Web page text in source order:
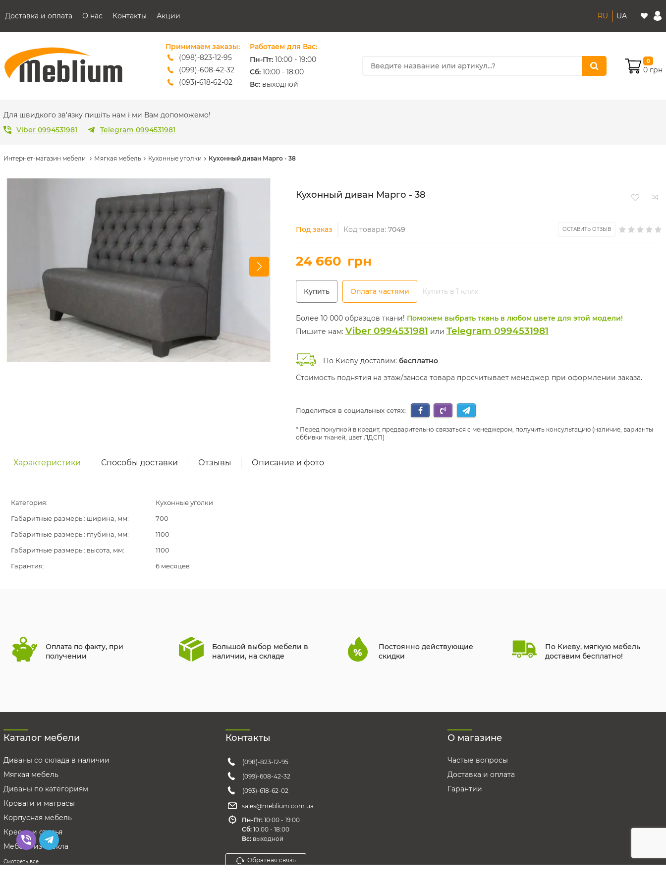
Доставка и оплата О нас Контакты Акции RU UA
Принимаем заказы:
(098)-823-12-95
(099)-608-42-32
(093)-618-62-02
sales@meblium.com.ua
Работаем для Вас:
Пн-Пт: 10:00 - 19:00
Cб: 10:00 - 18:00
Вс: выходной
0
0 грн
Для швидкого зв'язку пишіть нам і ми Вам допоможемо!
Viber 0994531981
Telegram 0994531981
Интернет-магазин мебели Мягкая мебель Кухонные уголки Кухонный диван Марго - 38
Кухонный диван Марго - 38
Под заказ Код товара: 7049 ОСТАВИТЬ ОТЗЫВ
24 660 грн
Купить Оплата частями Купить в 1 клик
Более 10 000 образцов ткани! Поможем выбрать ткань в любом цвете для этой модели!
Пишите нам: Viber 0994531981 или Telegram 0994531981
По Киеву доставим: бесплатно
Стоимость поднятия на этаж/заноса товара просчитывает менеджер при оформлении заказа.
Поделиться в социальных сетях:
Перед покупкой в кредит, предварительно связаться с менеджером, получить консультацию (наличие, варианты
оббивки тканей, цвет ЛДСП)
Характеристики Способы доставки Отзывы Описание и фото
Категория:
Кухонные уголки
Габаритные размеры: ширина, мм:
700
Габаритные размеры: глубина, мм:
1100
Габаритные размеры: высота, мм:
1100
Гарантия:
6 месяцев
Оплата по факту, при
получении
Большой выбор мебели в
наличии, на складе
Постоянно действующие
скидки
По Киеву, мягкую мебель
доставим бесплатно!
Каталог мебели
Диваны со склада в наличии
Мягкая мебель
Диваны по категориям
Кровати и матрасы
Корпусная мебель
Кресла и стулья
Мебель из стекла
Смотреть все
Контакты
(098)-823-12-95
(099)-608-42-32
(093)-618-62-02
sales@meblium.com.ua
Пн-Пт: 10:00 - 19:00
Cб: 10:00 - 18:00
Вс: выходной
Обратная связь
О магазине
Частые вопросы
Доставка и оплата
Гарантии